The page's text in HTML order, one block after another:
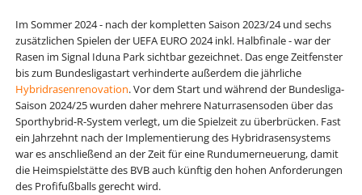
Im Sommer 2024 - nach der kompletten Saison 2023/24 und sechs
zusätzlichen Spielen der UEFA EURO 2024 inkl. Halbfinale - war der
Rasen im Signal Iduna Park sichtbar gezeichnet. Das enge Zeitfenster
bis zum Bundesligastart verhinderte außerdem die jährliche
Hybridrasenrenovation. Vor dem Start und während der Bundesliga-
Saison 2024/25 wurden daher mehrere Naturrasensoden über das
Sporthybrid-R-System verlegt, um die Spielzeit zu überbrücken. Fast
ein Jahrzehnt nach der Implementierung des Hybridrasensystems
war es anschließend an der Zeit für eine Rundumerneuerung, damit
die Heimspielstätte des BVB auch künftig den hohen Anforderungen
des Profifußballs gerecht wird.